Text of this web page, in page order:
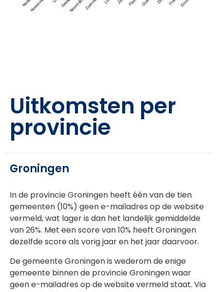
Uitkomsten per
provincie
Groningen
In de provincie Groningen heeft één van de tien
gemeenten (10%) geen e-mailadres op de website
vermeld, wat lager is dan het landelijk gemiddelde
van 26%. Met een score van 10% heeft Groningen
dezelfde score als vorig jaar en het jaar daarvoor.
De gemeente Groningen is wederom de enige
gemeente binnen de provincie Groningen waar
geen e-mailadres op de website vermeld staat. Via